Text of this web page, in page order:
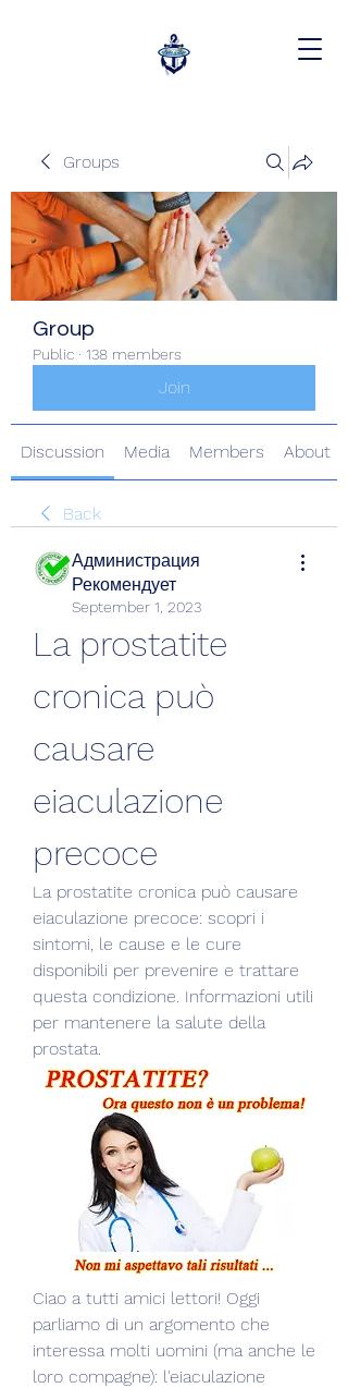
Groups
Group
Public · 138 members
Join
Discussion Media Members About
Back
Администрация
Рекомендует
September 1, 2023
La prostatite
cronica può
causare
eiaculazione
precoce
La prostatite cronica può causare
eiaculazione precoce: scopri i
sintomi, le cause e le cure
disponibili per prevenire e trattare
questa condizione. Informazioni utili
per mantenere la salute della
prostata.
Ciao a tutti amici lettori! Oggi
parliamo di un argomento che
interessa molti uomini (ma anche le
loro compagne): l'eiaculazione